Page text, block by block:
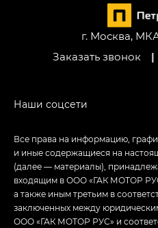
г. Москва,
Заказать звонок
|
Все права на информацию,
и иные содержащиеся на
(далее — материалы),
входящим в ООО «ГАК МОТОР
а также иным третьим в
заключенных между
ООО «ГАК МОТОР РУС» и